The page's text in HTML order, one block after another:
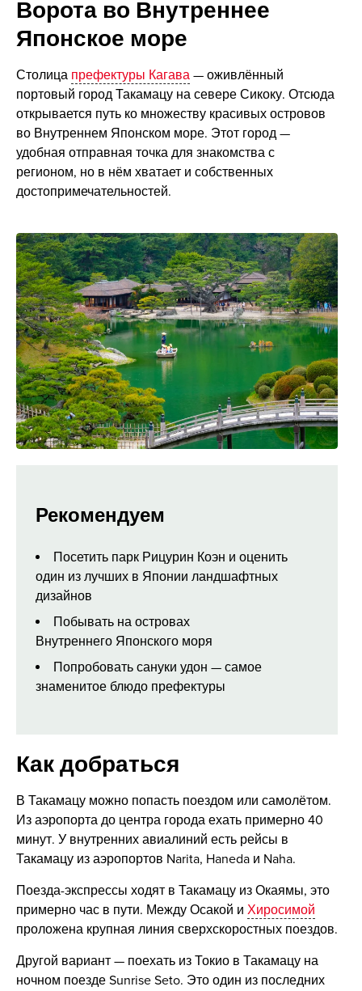
Ворота во Внутреннее
Японское море
Столица префектуры Кагава— оживлённый
портовый город Такамацу на севере Сикоку. Отсюда
открывается путь ко множеству красивых островов
во Внутреннем Японском море. Этот город —
удобная отправная точка для знакомства с
регионом, но в нём хватает и собственных
достопримечательностей.
Рекомендуем
Посетить парк Рицурин Коэн и оценить
один из лучших в Японии ландшафтных
дизайнов
Побывать на островах
Внутреннего Японского моря
Попробовать сануки удон — самое
знаменитое блюдо префектуры
Как добраться
В Такамацу можно попасть поездом или самолётом.
Из аэропорта до центра города ехать примерно 40
минут. У внутренних авиалиний есть рейсы в
Такамацу из аэропортов Narita, Haneda и Naha.
Поезда-экспрессы ходят в Такамацу из Окаямы, это
примерно час в пути. Между Осакой и Хиросимой
проложена крупная линия сверхскоростных поездов.
Другой вариант — поехать из Токио в Такамацу на
ночном поезде Sunrise Seto. Это один из последних